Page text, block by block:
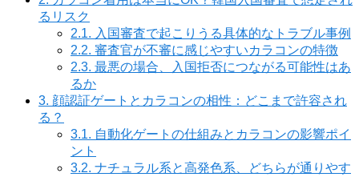
るリスク
2.1. 入国審査で起こりうる具体的なトラブル事例
2.2. 審査官が不審に感じやすいカラコンの特徴
2.3. 最悪の場合、入国拒否につながる可能性はあ
るか
3. 顔認証ゲートとカラコンの相性：どこまで許容され
る？
3.1. 自動化ゲートの仕組みとカラコンの影響ポイ
ント
3.2. ナチュラル系と高発色系、どちらが通りやす